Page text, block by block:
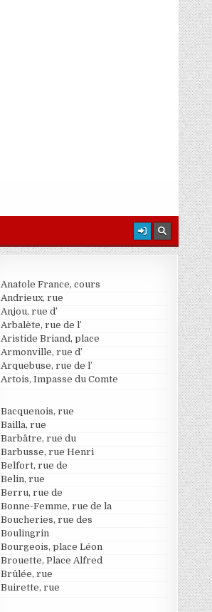
Anatole France, cours
Andrieux, rue
Anjou, rue d’
Arbalète, rue de l’
Aristide Briand, place
Armonville, rue d’
Arquebuse, rue de l’
Artois, Impasse du Comte
Bacquenois, rue
Bailla, rue
Barbâtre, rue du
Barbusse, rue Henri
Belfort, rue de
Belin, rue
Berru, rue de
Bonne-Femme, rue de la
Boucheries, rue des
Boulingrin
Bourgeois, place Léon
Brouette, Place Alfred
Brûlée, rue
Buirette, rue